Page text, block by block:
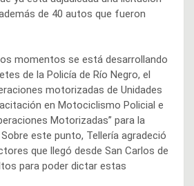
de 40 autos que fueron
momentos se está desarrollando
de la Policía de Río Negro, el
motorizadas de Unidades
en Motociclismo Policial e
Motorizadas” para la
este punto, Tellería agradeció
que llegó desde San Carlos de
para poder dictar estas